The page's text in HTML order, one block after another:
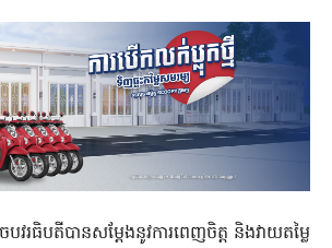
បវរធិបតីបានសម្ដែងនូវការពេញចិត្ត និងវាយតម្លៃ